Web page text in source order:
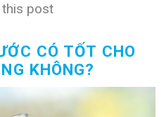
this post
CÓ TỐT CHO
KHÔNG?